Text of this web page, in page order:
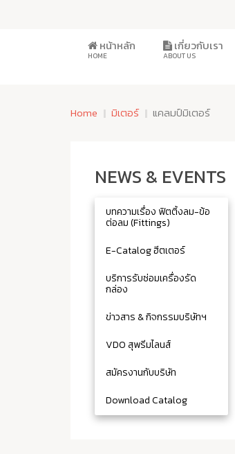
หน้าหลัก
HOME
เกี่ยวกับเรา
ABOUT US
Home มิเตอร์ แคลมป์มิเตอร์
NEWS & EVENTS
บทความเรื่อง ฟิตติ้งลม-ข้อ
ต่อลม (Fittings)
E-Catalog ฮีตเตอร์
บริการรับซ่อมเครื่องรัด
กล่อง
ข่าวสาร & กิจกรรมบริษัทฯ
VDO สุพรีมไลนส์
สมัครงานกับบริษัท
Download Catalog